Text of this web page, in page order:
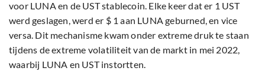
voor LUNA en de UST stablecoin. Elke keer dat er 1 UST
werd geslagen, werd er $ 1 aan LUNA geburned, en vice
versa. Dit mechanisme kwam onder extreme druk te staan
tijdens de extreme volatiliteit van de markt in mei 2022,
waarbij LUNA en UST instortten.